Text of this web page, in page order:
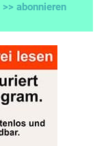
>> abonnieren